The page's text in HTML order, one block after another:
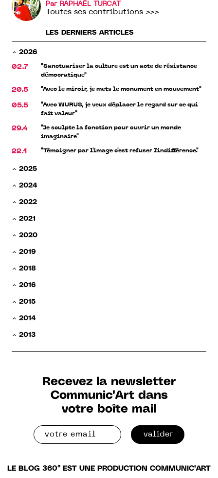
Par RAPHAËL TURCAT
Toutes ses contributions >>>
LES DERNIERS ARTICLES
2026
02.7
"Sanctuariser la culture est un acte de résistance
démocratique"
20.5 "Avec le miroir, je mets le monument en mouvement"
05.5
"Avec WURUS, je veux déplacer le regard sur ce qui
fait valeur"
29.4
"Je sculpte la fonction pour ouvrir un monde
imaginaire"
22.1 "Témoigner par l'image c'est refuser l’indifférence."
2025
2024
2022
2021
2020
2019
2018
2016
2015
2014
2013
Recevez la newsletter
Communic'Art dans
votre boîte mail
valider
LE BLOG 360° EST UNE PRODUCTION COMMUNIC'ART